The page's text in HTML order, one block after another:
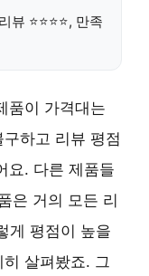
⭐⭐⭐⭐, 만족
품이 가격대는
하고 리뷰 평점
요. 다른 제품들
은 거의 모든 리
게 평점이 높을
히 살펴봤죠. 그